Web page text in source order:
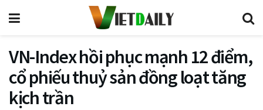
VN-Index hồi phục mạnh 12 điểm,
cổ phiếu thuỷ sản đồng loạt tăng
kịch trần